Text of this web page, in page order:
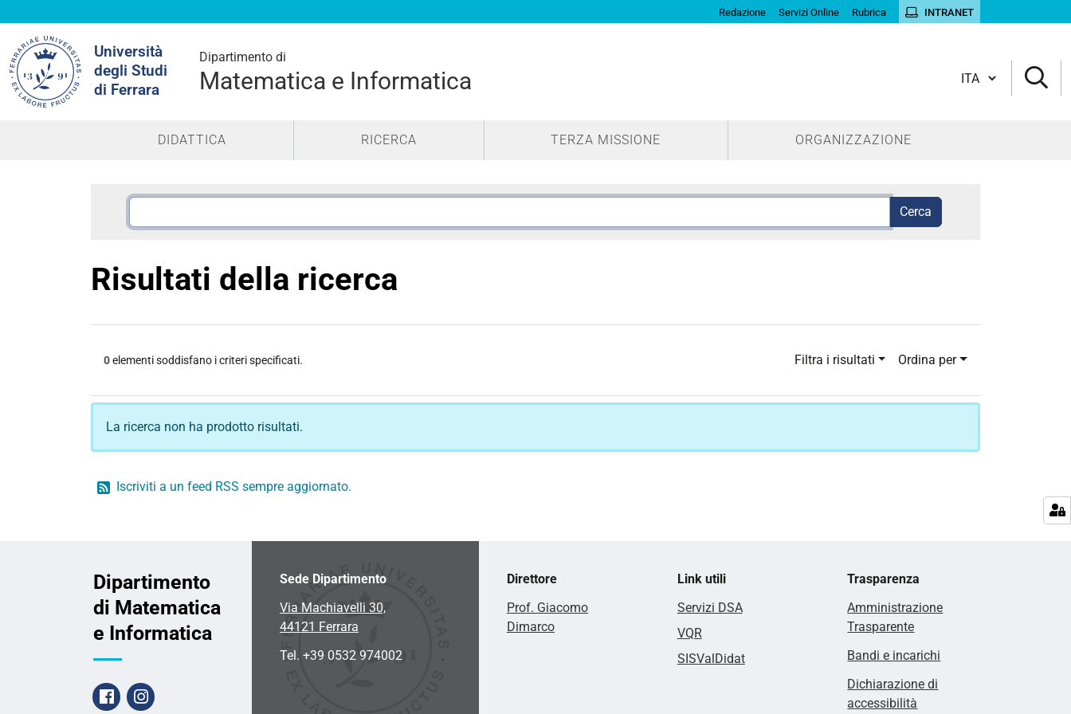
Redazione Servizi Online Rubrica INTRANET
Università
degli Studi
di Ferrara
Dipartimento di
Matematica e Informatica
nel
sito
Cambia lingua
DIDATTICA RICERCA TERZA MISSIONE ORGANIZZAZIONE
Risultati della ricerca
0elementi soddisfano i criteri specificati. Filtra i risultati Ordina per
La ricerca non ha prodotto risultati.
Iscriviti a un feed RSS sempre aggiornato.
Dipartimento
di Matematica
e Informatica
FacebookInstagram
Sede Dipartimento
Via Machiavelli 30,
44121 Ferrara
Tel. +39 0532 974002
Direttore
Prof. Giacomo
Dimarco
Link utili
Servizi DSA
VQR
SISValDidat
Trasparenza
Amministrazione
Trasparente
Bandi e incarichi
Dichiarazione di
accessibilità